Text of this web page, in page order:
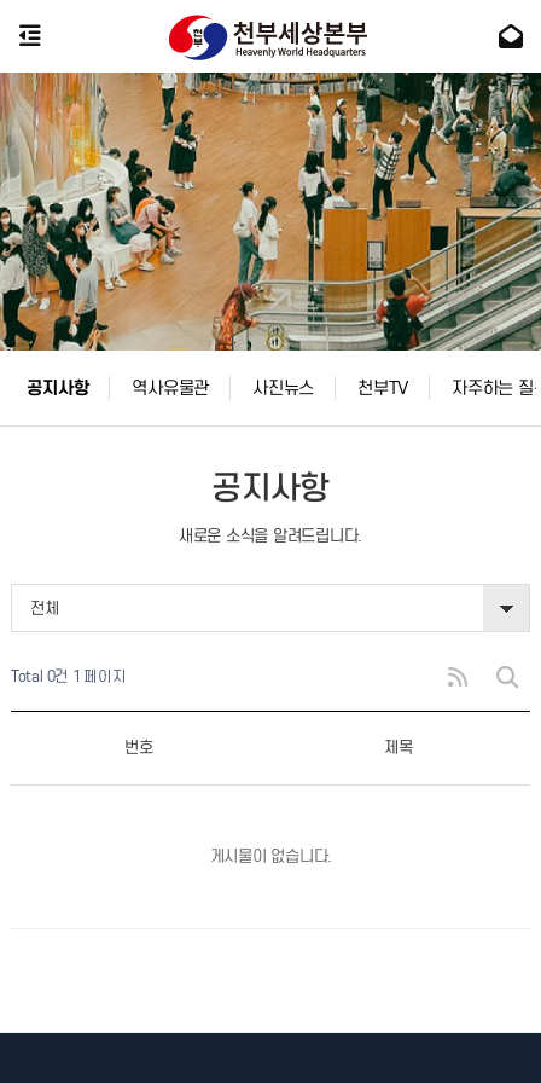
공지사항 역사유물관 사진뉴스 천부TV 자주하는 질
공지사항
새로운 소식을 알려드립니다.
전체
Total 0건 1 페이지
번호 제목
게시물이 없습니다.